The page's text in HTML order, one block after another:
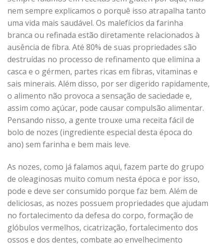
nem sempre explicamos o porquê isso atrapalha tanto
uma vida mais saudável. Os malefícios da farinha
branca ou refinada estão diretamente relacionados à
ausência de fibra. Até 80% de suas propriedades são
destruídas no processo de refinamento que elimina a
casca e o gérmen, partes ricas em fibras, vitaminas e
sais minerais. Além disso, por ser digerido rapidamente,
o alimento não provoca a sensação de saciedade e,
assim como açúcar, pode causar compulsão alimentar.
Pensando nisso, a gente trouxe uma receita fácil de
bolo de nozes (ingrediente especial desta época do
ano) sem farinha e bem mais leve.
As nozes, como já falamos aqui, fazem parte do grupo
de oleaginosas muito comum nesta época e por isso,
pode e deve ser consumido porque faz bem. Além de
deliciosas, as nozes possuem propriedades que ajudam
no fortalecimento da defesa do corpo, formação de
glóbulos vermelhos, cicatrização, fortalecimento dos
ossos e dos dentes, combate ao envelhecimento